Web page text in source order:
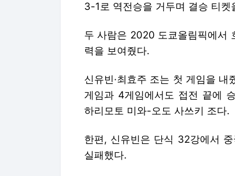
3-1로 역전승을 거두며 결승 티켓
두 사람은 2020 도쿄올림픽에서
력을 보여줬다.
신유빈·최효주 조는 첫 게임을
게임과 4게임에서도 접전 끝에
하리모토 미와-오도 사쓰키 조다.
한편, 신유빈은 단식 32강에서
실패했다.